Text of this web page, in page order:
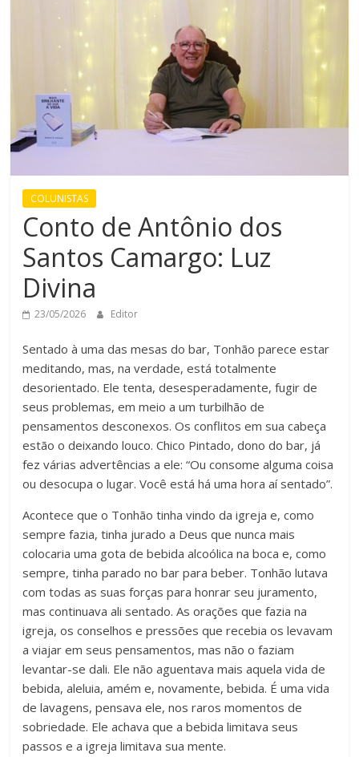
COLUNISTAS
Conto de Antônio dos
Santos Camargo: Luz
Divina
23/05/2026 Editor
Sentado à uma das mesas do bar, Tonhão parece estar
meditando, mas, na verdade, está totalmente
desorientado. Ele tenta, desesperadamente, fugir de
seus problemas, em meio a um turbilhão de
pensamentos desconexos. Os conflitos em sua cabeça
estão o deixando louco. Chico Pintado, dono do bar, já
fez várias advertências a ele: “Ou consome alguma coisa
ou desocupa o lugar. Você está há uma hora aí sentado”.
Acontece que o Tonhão tinha vindo da igreja e, como
sempre fazia, tinha jurado a Deus que nunca mais
colocaria uma gota de bebida alcoólica na boca e, como
sempre, tinha parado no bar para beber. Tonhão lutava
com todas as suas forças para honrar seu juramento,
mas continuava ali sentado. As orações que fazia na
igreja, os conselhos e pressões que recebia os levavam
a viajar em seus pensamentos, mas não o faziam
levantar-se dali. Ele não aguentava mais aquela vida de
bebida, aleluia, amém e, novamente, bebida. É uma vida
de lavagens, pensava ele, nos raros momentos de
sobriedade. Ele achava que a bebida limitava seus
passos e a igreja limitava sua mente.